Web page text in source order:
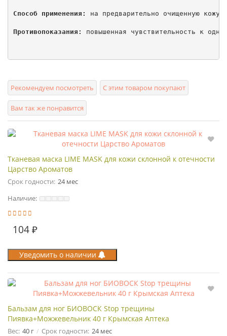
Способ применения: на предварительно очищенную
Противопоказания: повышенная чувствительность к
Рекомендуем посмотреть С этим товаром покупают
Вам так же понравится
Тканевая маска LIME MASK для кожи склонной к отечности
Царство Ароматов
Срок годности: 24 мес
Наличие:
104 ₽
Уведомить о наличии
Бальзам для ног БИОВОСК Stop трещины
Пиявка+Можжевельник 40 г Крымская Аптека
Вес: 40 г Срок годности: 24 мес